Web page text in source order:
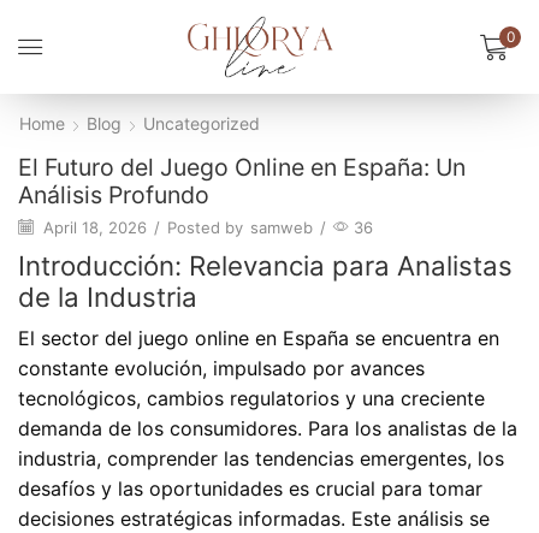
0
Home Blog Uncategorized
El Futuro del Juego Online en España: Un
Análisis Profundo
April 18, 2026 / Posted by samweb / 36
Introducción: Relevancia para Analistas
de la Industria
El sector del juego online en España se encuentra en
constante evolución, impulsado por avances
tecnológicos, cambios regulatorios y una creciente
demanda de los consumidores. Para los analistas de la
industria, comprender las tendencias emergentes, los
desafíos y las oportunidades es crucial para tomar
decisiones estratégicas informadas. Este análisis se